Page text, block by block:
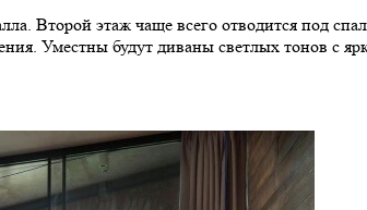
Второй этаж чаще всего отводится под
Уместны будут диваны светлых тонов с